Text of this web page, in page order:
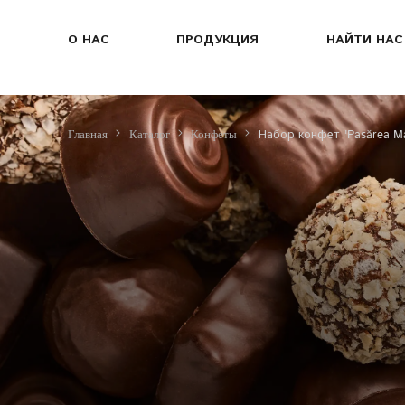
О НАС ПРОДУКЦИЯ НАЙТИ НАС
Главная Каталог Конфеты Набор конфет "Pasărea